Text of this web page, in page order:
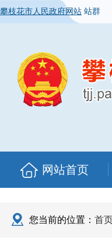
攀枝花市人民政府网站 站群
网站首页
您当前的位置： 首